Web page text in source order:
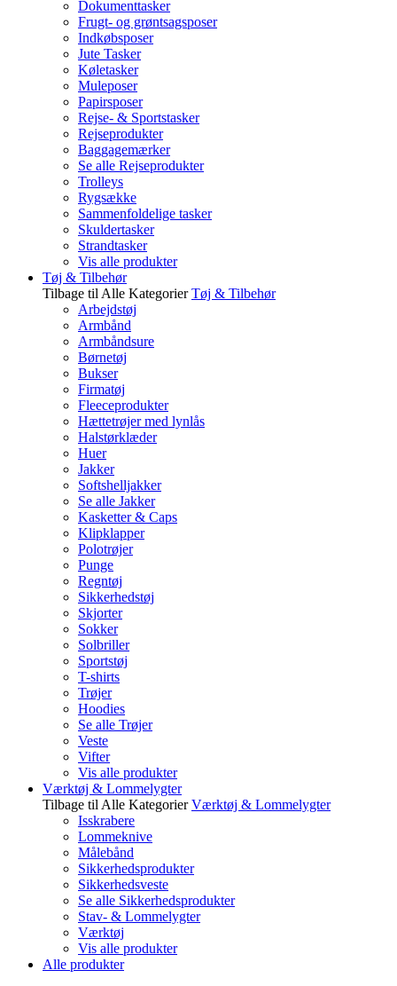
Dokumenttasker
Frugt- og grøntsagsposer
Indkøbsposer
Jute Tasker
Køletasker
Muleposer
Papirsposer
Rejse- & Sportstasker
Rejseprodukter
Baggagemærker
Se alle Rejseprodukter
Trolleys
Rygsække
Sammenfoldelige tasker
Skuldertasker
Strandtasker
Vis alle produkter
Tøj & Tilbehør
Tilbage til Alle Kategorier Tøj & Tilbehør
Arbejdstøj
Armbånd
Armbåndsure
Børnetøj
Bukser
Firmatøj
Fleeceprodukter
Hættetrøjer med lynlås
Halstørklæder
Huer
Jakker
Softshelljakker
Se alle Jakker
Kasketter & Caps
Klipklapper
Polotrøjer
Punge
Regntøj
Sikkerhedstøj
Skjorter
Sokker
Solbriller
Sportstøj
T-shirts
Trøjer
Hoodies
Se alle Trøjer
Veste
Vifter
Vis alle produkter
Værktøj & Lommelygter
Tilbage til Alle Kategorier Værktøj & Lommelygter
Isskrabere
Lommeknive
Målebånd
Sikkerhedsprodukter
Sikkerhedsveste
Se alle Sikkerhedsprodukter
Stav- & Lommelygter
Værktøj
Vis alle produkter
Alle produkter